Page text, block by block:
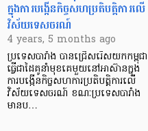
ក្នុងការបង្កើនកិច្ចសហប្រតិបត្តិការលើ
វិស័យទេសចរណ៍
4 years, 5 months ago
ប្រទេសបារាំង បានជ្រើសរើសយកកម្ពុជា
ធ្វើជាដៃគូនាំមុខគេមួយនៅអាស៊ានក្នុង
ការបង្កើនកិច្ចសហការប្រតិបត្តិការលើ
វិស័យទេសចរណ៍ ខណៈប្រទេសបារាំង
មានប…